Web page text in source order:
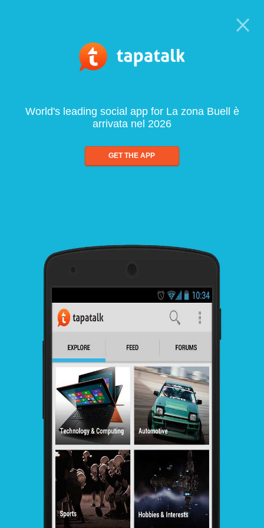
World's leading social app for La zona Buell è
arrivata nel 2026
GET THE APP